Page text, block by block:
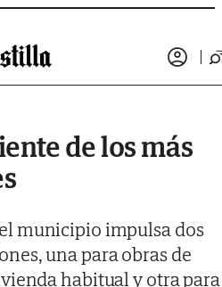
de los más
municipio impulsa dos
una para obras de
habitual y otra para